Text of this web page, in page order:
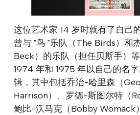
这位艺术家 14 岁时就有了自己
曾与 "鸟 "乐队（The Birds）和
Beck）的乐队（担任贝斯手）
1974 年和 1975 年以自己的名
辑，其中包括乔治-哈里森（
Harrison）、罗德-斯图尔特（
鲍比-沃马克（Bobby Womack